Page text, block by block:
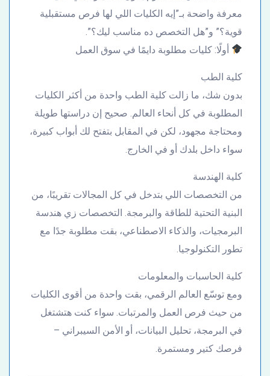
معرفة واضحة بـ”إيه الكليات اللي لها فرص مستقبلية
قوية؟” و”هل التخصص ده مناسب ليك؟”.
أولًا: كليات مطلوبة دايمًا في سوق العمل
كلية الطب
بدون شك، ما زالت كلية الطب واحدة من أكثر الكليات
المطلوبة في كل أنحاء العالم. صحيح إن دراستها طويلة
ومحتاجة مجهود، لكن في المقابل بتفتح لك أبواب كبيرة،
سواء داخل بلدك أو في الخارج.
كلية الهندسة
من التخصصات اللي بتدخل في كل المجالات تقريبًا، من
البنية التحتية للطاقة والبرمجة. التخصصات زي هندسة
البرمجيات، والذكاء الاصطناعي، بقت مطلوبة جدًا مع
تطور التكنولوجيا.
كلية الحاسبات والمعلومات
ومع توسّع العالم الرقمي، بقت واحدة من أقوى الكليات
من حيث فرص العمل والمرتبات. سواء كنت هتشتغل
في البرمجة، تحليل البيانات، أو الأمن السيبراني –
فرصك كتير ومستمرة.